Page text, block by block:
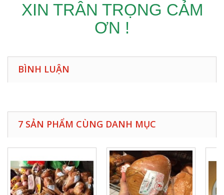
XIN TRÂN TRỌNG CẢM
ƠN !
BÌNH LUẬN
7 SẢN PHẨM CÙNG DANH MỤC